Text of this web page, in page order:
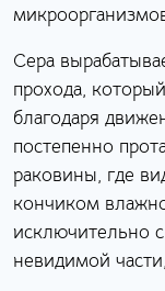
Сера
прохода,
благодаря
постепенно
раковины, где
кончиком
исключительно
невидимой